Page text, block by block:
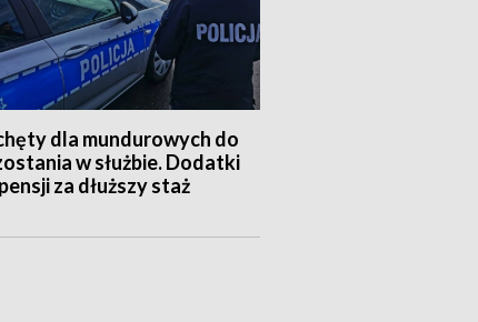
dla mundurowych do
w służbie. Dodatki
za dłuższy staż